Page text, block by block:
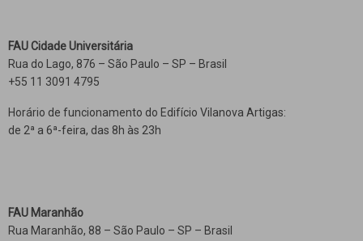
FAU Cidade Universitária
Rua do Lago, 876 – São Paulo – SP – Brasil
+55 11 3091 4795
Horário de funcionamento do Edifício Vilanova Artigas:
de 2ª a 6ª-feira, das 8h às 23h
FAU Maranhão
Rua Maranhão, 88 – São Paulo – SP – Brasil